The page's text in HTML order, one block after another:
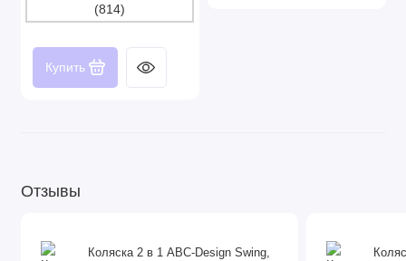
Купить
Отзывы
Коляска 2 в 1 ABC-Design Swing,